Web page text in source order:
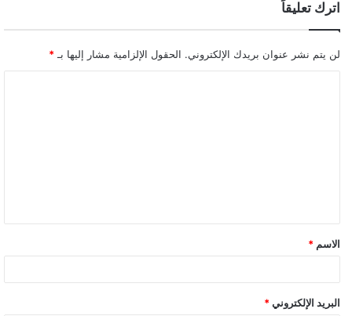
اترك تعليقاً
لن يتم نشر عنوان بريدك الإلكتروني. الحقول الإلزامية مشار إليها بـ *
ق
*
الاسم *
البريد الإلكتروني *